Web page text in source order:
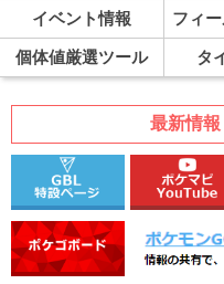
イベント情報
フィ
個体値厳選ツール
タ
最新情